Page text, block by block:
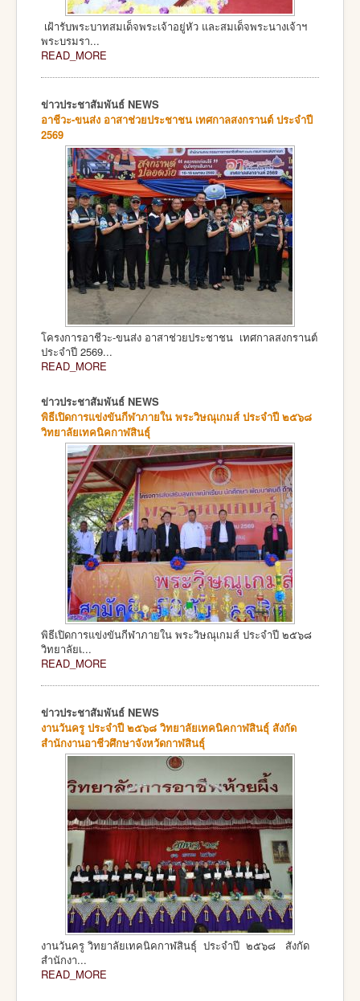
เฝ้ารับพระบาทสมเด็จพระเจ้าอยู่หัว และสมเด็จพระนางเจ้าฯ
พระบรมรา...
READ_MORE
ข่าวประชาสัมพันธ์ NEWS
อาชีวะ-ขนส่ง อาสาช่วยประชาชน เทศกาลสงกรานต์ ประจำปี
2569
โครงการอาชีวะ-ขนส่ง อาสาช่วยประชาชน เทศกาลสงกรานต์
ประจำปี 2569...
READ_MORE
ข่าวประชาสัมพันธ์ NEWS
พิธีเปิดการแข่งขันกีฬาภายใน พระวิษณุเกมส์ ประจำปี ๒๕๖๘
วิทยาลัยเทคนิคกาฬสินธุ์
พิธีเปิดการแข่งขันกีฬาภายใน พระวิษณุเกมส์ ประจำปี ๒๕๖๘
วิทยาลัยเ...
READ_MORE
ข่าวประชาสัมพันธ์ NEWS
งานวันครู ประจำปี ๒๕๖๘ วิทยาลัยเทคนิคกาฬสินธุ์ สังกัด
สำนักงานอาชีวศึกษาจังหวัดกาฬสินธุ์
งานวันครู วิทยาลัยเทคนิคกาฬสินธุ์ ประจำปี ๒๕๖๘ สังกัด
สำนักงา...
READ_MORE